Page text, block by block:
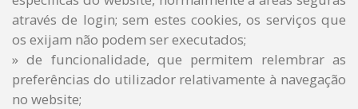
através de login; sem estes cookies, os serviços que
os exijam não podem ser executados;
»de funcionalidade, que permitem relembrar as
preferências do utilizador relativamente à navegação
no website;